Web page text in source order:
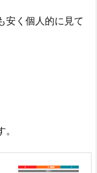
安く個人的に見て